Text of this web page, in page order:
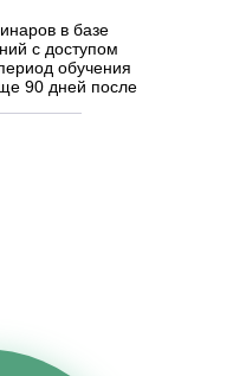
в базе
с доступом
обучения
90 дней после